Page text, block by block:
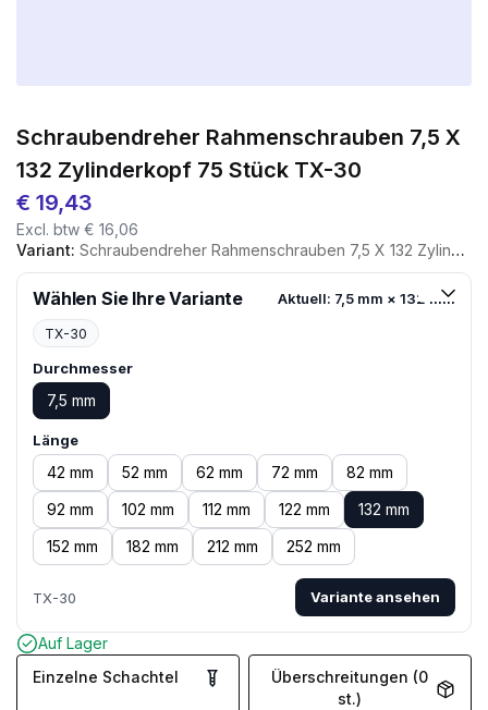
Schraubendreher Rahmenschrauben 7,5 X
132 Zylinderkopf 75 Stück TX-30
€ 19,43
Excl. btw € 16,06
Variant: Schraubendreher Rahmenschrauben 7,5 X 132 Zylinderkopf 75 Stück TX-30
Wählen Sie Ihre Variante Aktuell: 7,5 mm × 132 mm
TX-30
Durchmesser
7,5 mm
Länge
42 mm 52 mm 62 mm 72 mm
82 mm
92 mm
102 mm 112 mm 122 mm
132 mm
152 mm
182 mm 212 mm 252 mm
TX-30 Variante ansehen
Auf Lager
Einzelne Schachtel
Überschreitungen (0
st.)